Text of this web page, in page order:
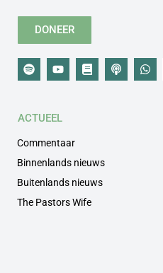
DONEER
ACTUEEL
Commentaar
Binnenlands nieuws
Buitenlands nieuws
The Pastors Wife